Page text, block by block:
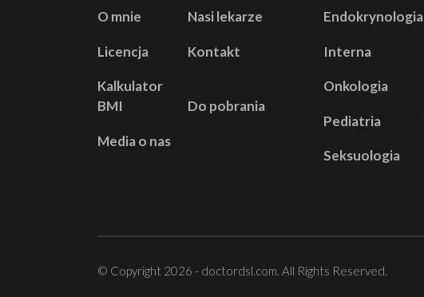
O mnie Nasi lekarze
Licencja Kontakt
Kalkulator
BMI
Do pobrania
Media o nas
Endokrynologia
Interna
Onkologia
Pediatria
Seksuologia
© Copyright 2026 - doctordsl.com. All Rights Reserved.